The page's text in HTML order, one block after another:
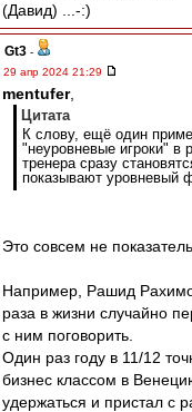
(Давид) ...-:)
Gt3 -
29 апр 2024 21:29
mentufer,
Цитата
К слову, ещё один
"неуровневые игроки" в
тренера сразу
показывают уровневый
Это совсем не
Например, Рашид
раза в жизни случайно
с ним поговорить.
Один раз году в 11/12
бизнес классом в
удержаться и пристал с